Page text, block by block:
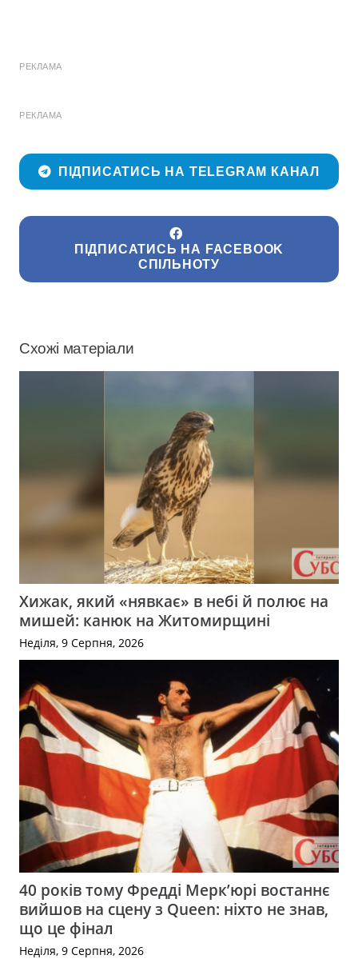
РЕКЛАМА
РЕКЛАМА
ПІДПИСАТИСЬ НА TELEGRAM КАНАЛ
ПІДПИСАТИСЬ НА FACEBOOK
СПІЛЬНОТУ
Схожі матеріали
Хижак, який «нявкає» в небі й полює на
мишей: канюк на Житомирщині
Неділя, 9 Серпня, 2026
40 років тому Фредді Мерк’юрі востаннє
вийшов на сцену з Queen: ніхто не знав,
що це фінал
Неділя, 9 Серпня, 2026